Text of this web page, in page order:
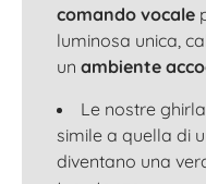
comando vocale
luminosa unica,
un ambiente
Le nostre
simile a quella di
diventano una